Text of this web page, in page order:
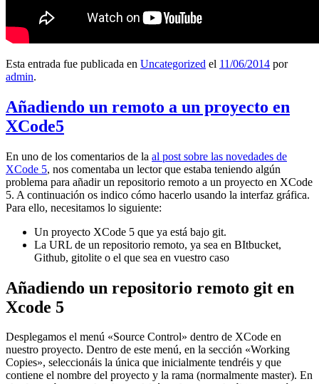
Esta entrada fue publicada en Uncategorized el 11/06/2014 por
admin.
Añadiendo un remoto a un proyecto en
XCode5
En uno de los comentarios de la al post sobre las novedades de
XCode 5, nos comentaba un lector que estaba teniendo algún
problema para añadir un repositorio remoto a un proyecto en XCode
5. A continuación os indico cómo hacerlo usando la interfaz gráfica.
Para ello, necesitamos lo siguiente:
Un proyecto XCode 5 que ya está bajo git.
La URL de un repositorio remoto, ya sea en BItbucket,
Github, gitolite o el que sea en vuestro caso
Añadiendo un repositorio remoto git en
Xcode 5
Desplegamos el menú «Source Control» dentro de XCode en
nuestro proyecto. Dentro de este menú, en la sección «Working
Copies», seleccionáis la única que inicialmente tendréis y que
contiene el nombre del proyecto y la rama (normalmente master). En